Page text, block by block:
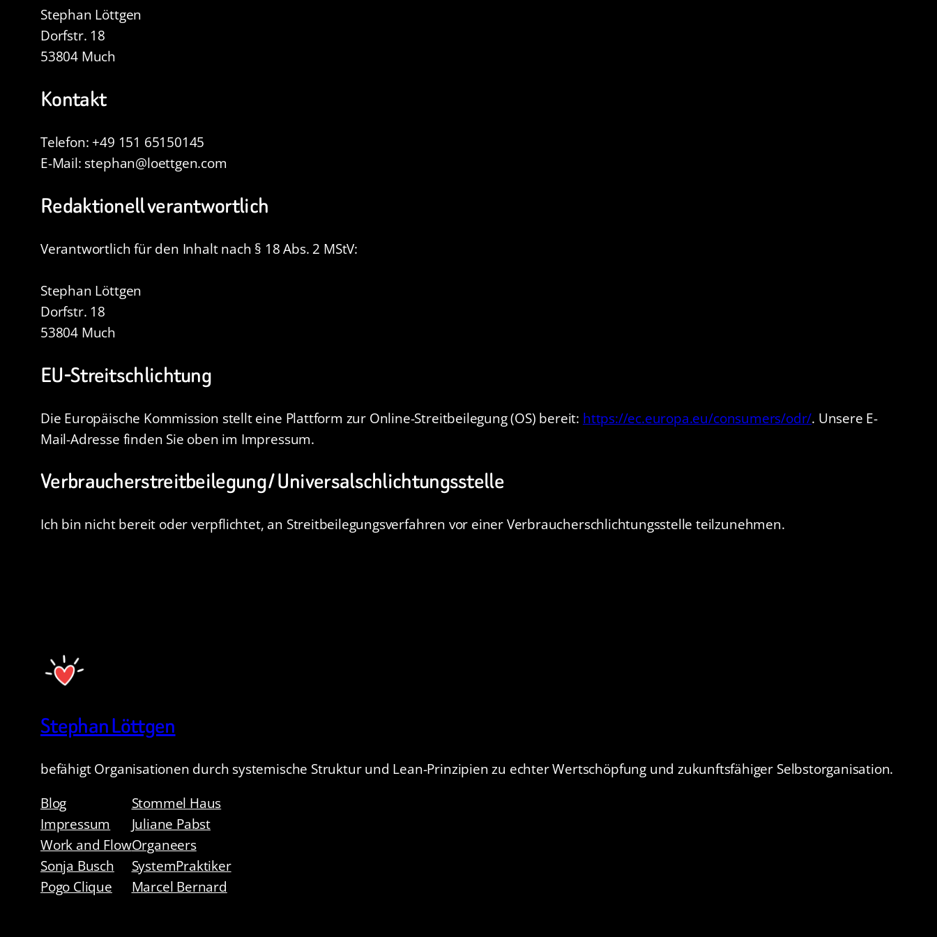
Stephan Löttgen
Dorfstr. 18
53804 Much
Kontakt
Telefon: +49 151 65150145
E-Mail: stephan@loettgen.com
Redaktionell verantwortlich
Verantwortlich für den Inhalt nach § 18 Abs. 2 MStV:
Stephan Löttgen
Dorfstr. 18
53804 Much
EU-Streitschlichtung
Die Europäische Kommission stellt eine Plattform zur Online-Streitbeilegung (OS) bereit: https://ec.europa.eu/consumers/odr/. Unsere E-
Mail-Adresse finden Sie oben im Impressum.
Verbraucherstreitbeilegung / Universalschlichtungsstelle
Ich bin nicht bereit oder verpflichtet, an Streitbeilegungsverfahren vor einer Verbraucherschlichtungsstelle teilzunehmen.
Stephan Löttgen
befähigt Organisationen durch systemische Struktur und Lean-Prinzipien zu echter Wertschöpfung und zukunftsfähiger Selbstorganisation.
Blog
Impressum
Work and Flow
Sonja Busch
Pogo Clique
Stommel Haus
Juliane Pabst
Organeers
SystemPraktiker
Marcel Bernard